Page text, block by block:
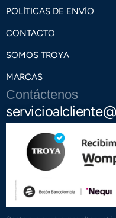
POLÍTICAS DE ENVÍO
CONTACTO
SOMOS TROYA
MARCAS
Contáctenos